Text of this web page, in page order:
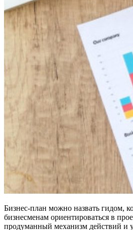
Бизнес-план можно назвать гидом,
бизнесменам ориентироваться в
продуманный механизм действий и